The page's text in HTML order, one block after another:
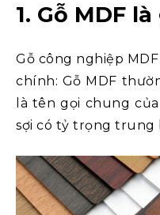
1. Gỗ MDF là
Gỗ công nghiệp
chính: Gỗ MDF
là tên gọi chung
sợi có tỷ trọng trung